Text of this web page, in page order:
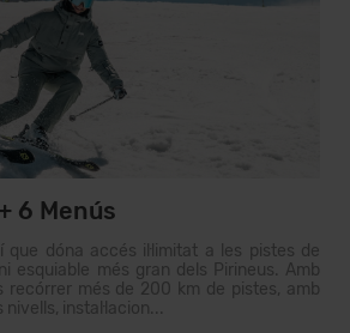
6 Menús
que dóna accés il·limitat a les pistes de
esquiable més gran dels Pirineus. Amb
recórrer més de 200 km de pistes, amb
instal·lacion...